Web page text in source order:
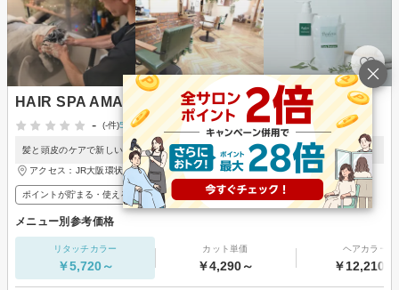
HAIR SPA AMANNA 福島店 【ヘアスパ アマンナ】
-
(-件)5月14日掲載開始
髪と頭皮のケアで新しい自分に出会えるプライベートサロン。
アクセス：JR大阪環状線 福島(ＪＲ西日本)駅 徒歩10分
ポイントが貯まる・使える メンズ歓迎
メニュー別参考価格
リタッチカラー
￥5,720～
カット単価
￥4,290～
ヘアカラー
￥12,210～